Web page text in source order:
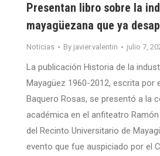
Presentan libro sobre la
mayagüezana que ya
Noticias By javier.valentin julio 7,
La publicación Historia de la
Mayagüez 1960-2012, escrita por
Baquero Rosas, se presentó a la
académica en el anfiteatro Ramón
del Recinto Universitario de
evento que fue auspiciado por el